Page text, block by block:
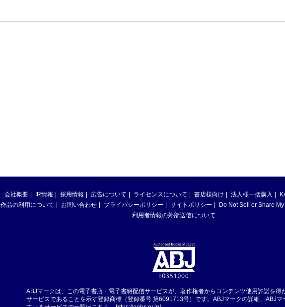
会社概要 IR情報 採用情報 広告について ライセンスについて 書店様向け 法人様一括購入
作品の利用について
お問い合わせ プライバシーポリシー サイトポリシー
Do Not Sell or Share
利用者情報の外部送信について
ABJマークは、この電子書店・電子書籍配信サービスが、著作権者からコンテンツ使用許諾を得
サービスであることを示す登録商標（登録番号 第6091713号）です。ABJマークの詳細、ABJマ